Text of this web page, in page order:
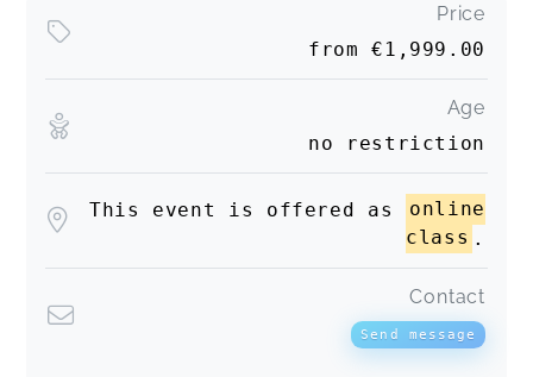
Price
from€1,999.00
Age
no restriction
This event is offered as
online
class .
Contact
Send message